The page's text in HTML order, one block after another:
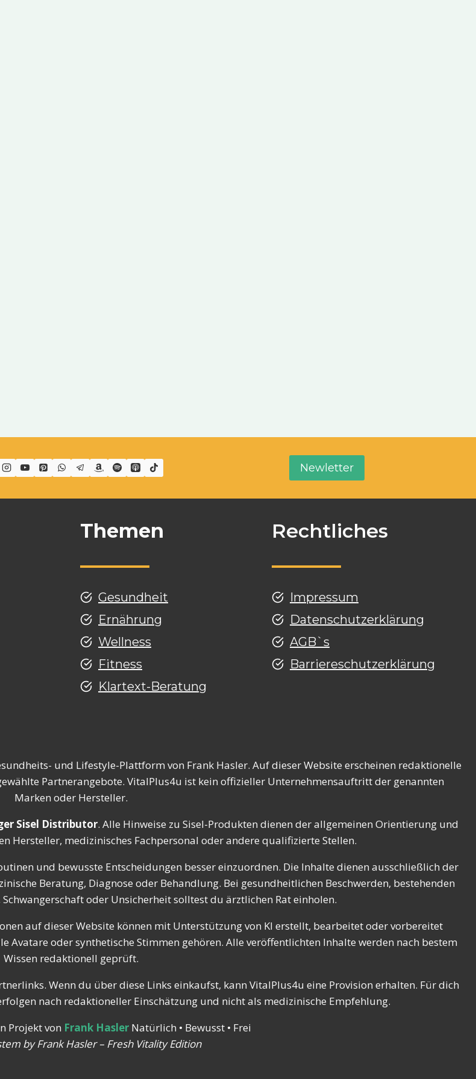
Newletter
Themen
Gesundheit
Ernährung
Wellness
Fitness
Klartext-Beratung
Rechtliches
Impressum
Datenschutzerklärung
AGB`s
Barriereschutzerklärung
und Lifestyle-Plattform von Frank Hasler. Auf dieser Website erscheinen redaktionelle
Partnerangebote. VitalPlus4u ist kein offizieller Unternehmensauftritt der genannten
Marken oder Hersteller.
Sisel Distributor. Alle Hinweise zu Sisel-Produkten dienen der allgemeinen Orientierung und
Hersteller, medizinisches Fachpersonal oder andere qualifizierte Stellen.
und bewusste Entscheidungen besser einzuordnen. Die Inhalte dienen ausschließlich der
Beratung, Diagnose oder Behandlung. Bei gesundheitlichen Beschwerden, bestehenden
oder Unsicherheit solltest du ärztlichen Rat einholen.
auf dieser Website können mit Unterstützung von KI erstellt, bearbeitet oder vorbereitet
oder synthetische Stimmen gehören. Alle veröffentlichten Inhalte werden nach bestem
Wissen redaktionell geprüft.
Wenn du über diese Links einkaufst, kann VitalPlus4u eine Provision erhalten. Für dich
nach redaktioneller Einschätzung und nicht als medizinische Empfehlung.
Projekt von Frank Hasler Natürlich • Bewusst • Frei
by Frank Hasler – Fresh Vitality Edition